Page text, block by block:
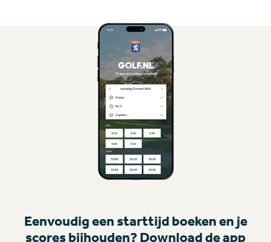
Eenvoudig een starttijd boeken en je
scores bijhouden? Download de app